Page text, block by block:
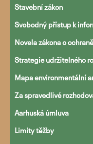
Stavební zákon
Svobodný přístup k
Novela zákona o
Strategie udržitelného
Mapa environmentální
Za spravedlivé
Aarhuská úmluva
Limity těžby